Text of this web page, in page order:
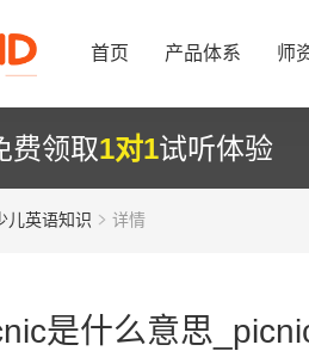
首页 产品体系 师
费领取1对1试听体验
儿英语知识 详情
是什么意思